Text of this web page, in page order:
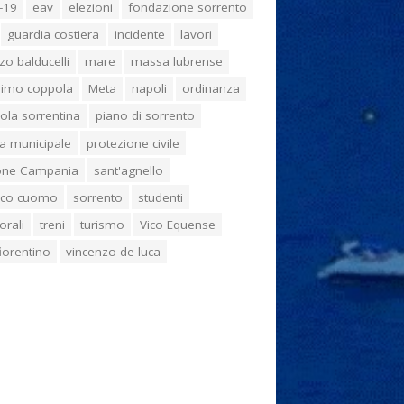
eav elezioni
fondazione sorrento
guardia costiera
incidente
lavori
balducelli
mare
massa lubrense
coppola
Meta napoli
ordinanza
sorrentina
piano di sorrento
municipale
protezione civile
Campania
sant'agnello
cuomo
sorrento
studenti
treni turismo
Vico Equense
vincenzo de luca